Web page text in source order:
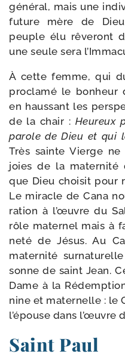
géné­ral, mais une
future mère de
peuple élu rêve­ront
une seule sera
À cette femme, qui
pro­cla­mé le bon­heur
en haus­sant les
de la chair : Heureux
parole de Dieu et qui
Très sainte Vierge
joies de la mater­ni­té
que Dieu choi­sit pour
Le miracle de Cana
ra­tion à l’œuvre du
rôle mater­nel mais à
ne­té de Jésus. Au
mater­ni­té
sonne de saint Jean.
Dame à la
nine et mater­nelle : le
l’épouse dans l’œuvre
Saint Paul